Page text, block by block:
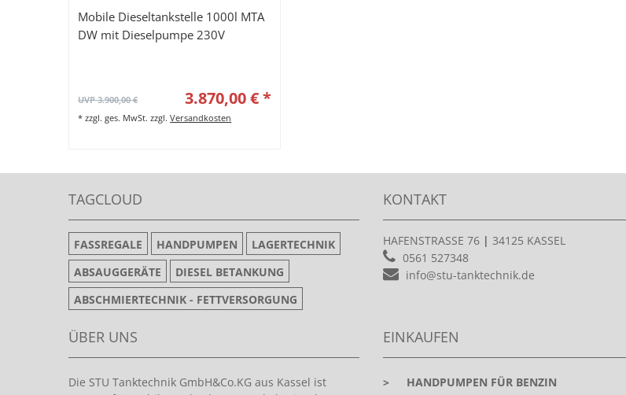
Mobile Dieseltankstelle 1000l MTA
DW mit Dieselpumpe 230V
UVP 3.900,00 € 3.870,00 € *
*zzgl. ges. MwSt. zzgl.Versandkosten
TAGCLOUD
FASSREGALE HANDPUMPEN
LAGERTECHNIK
ABSAUGGERÄTE
DIESEL BETANKUNG
ABSCHMIERTECHNIK - FETTVERSORGUNG
KONTAKT
HAFENSTRASSE 76 | 34125 KASSEL
0561 527348
info@stu-tanktechnik.de
ÜBER UNS
Die STU Tanktechnik GmbH&Co.KG aus Kassel ist
EINKAUFEN
> HANDPUMPEN FÜR BENZIN